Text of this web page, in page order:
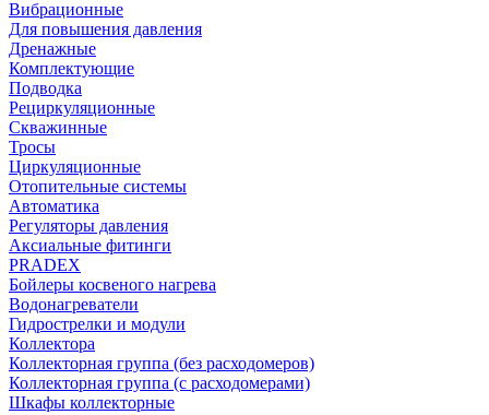
Вибрационные
Для повышения давления
Дренажные
Комплектующие
Подводка
Рециркуляционные
Скважинные
Тросы
Циркуляционные
Отопительные системы
Автоматика
Регуляторы давления
Аксиальные фитинги
PRADEX
Бойлеры косвеного нагрева
Водонагреватели
Гидрострелки и модули
Коллектора
Коллекторная группа (без расходомеров)
Коллекторная группа (с расходомерами)
Шкафы коллекторные